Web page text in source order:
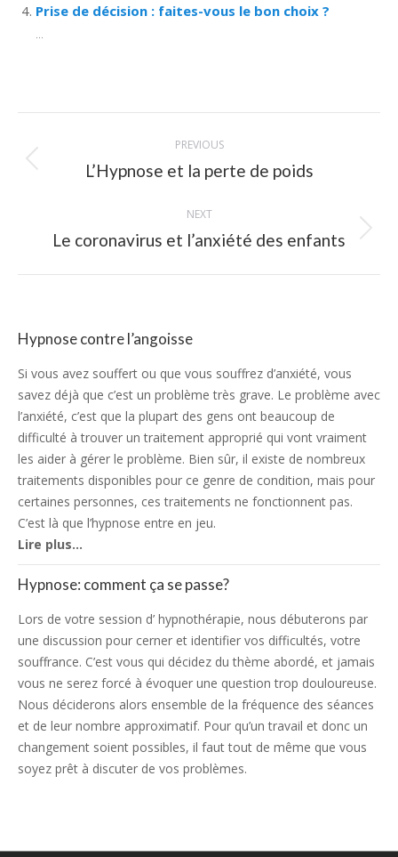
Prise de décision : faites-vous le bon choix ?
navigation
PREVIOUS
Previous
L’Hypnose et la perte de poids
NEXT
Next
Le coronavirus et l’anxiété des enfants
Hypnose contre l’angoisse
Si vous avez souffert ou que vous souffrez d’anxiété, vous
savez déjà que c’est un problème très grave. Le problème avec
l’anxiété, c’est que la plupart des gens ont beaucoup de
difficulté à trouver un traitement approprié qui vont vraiment
les aider à gérer le problème. Bien sûr, il existe de nombreux
traitements disponibles pour ce genre de condition, mais pour
certaines personnes, ces traitements ne fonctionnent pas.
C’est là que l’hypnose entre en jeu.
Lire plus…
Hypnose: comment ça se passe?
Lors de votre session d’ hypnothérapie, nous débuterons par
une discussion pour cerner et identifier vos difficultés, votre
souffrance. C’est vous qui décidez du thème abordé, et jamais
vous ne serez forcé à évoquer une question trop douloureuse.
Nous déciderons alors ensemble de la fréquence des séances
et de leur nombre approximatif. Pour qu’un travail et donc un
changement soient possibles, il faut tout de même que vous
soyez prêt à discuter de vos problèmes.